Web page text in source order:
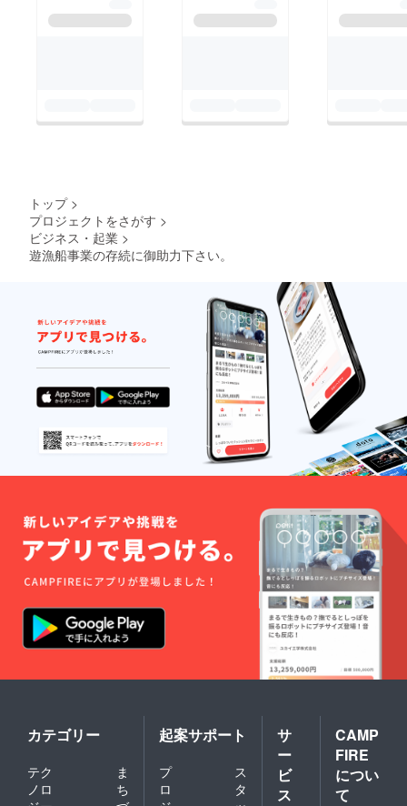
トップ >
プロジェクトをさがす >
ビジネス・起業 >
遊漁船事業の存続に御助力下さい。
カテゴリー
テク
ノロ
ま
ち
起案サポート
プ
ロ
ス
タ
サ
ー
ビ
ス
CAMP
FIRE
につい
て